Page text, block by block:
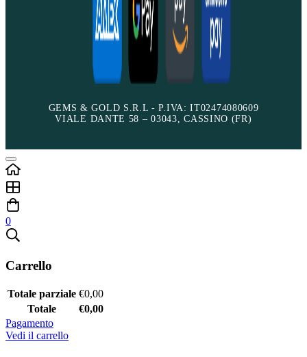
GEMS & GOLD S.R.L - P.IVA: IT02474080609
VIALE DANTE 58 – 03043, CASSINO (FR)
0
Carrello
Totale parziale €0,00
Totale
€0,00
Pagamento
Vedi il carrello